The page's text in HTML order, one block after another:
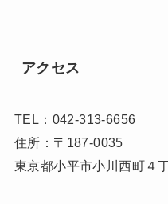
アクセス
TEL：042-313-6656
住所：〒187-0035
東京都小平市小川西町４